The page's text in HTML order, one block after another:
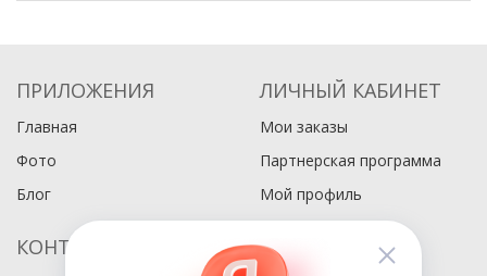
ПРИЛОЖЕНИЯ
Главная
Фото
Блог
ЛИЧНЫЙ КАБИНЕТ
Мои заказы
Партнерская программа
Мой профиль
КОНТАКТЫ